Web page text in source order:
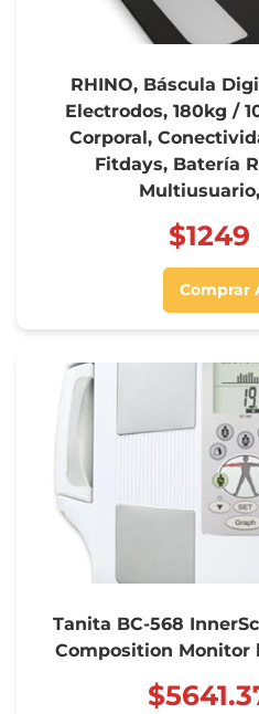
RHINO, Báscula
Electrodos, 180kg /
Corporal,
Fitdays, Batería
$‍1249
Comprar
Tanita BC-568
Composition Monitor